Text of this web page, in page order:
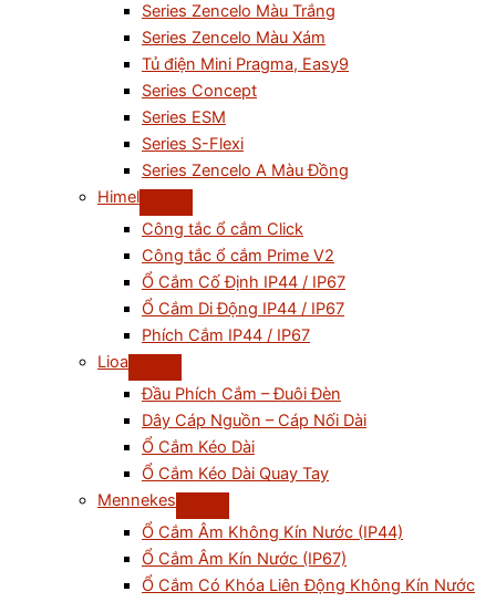
Series Zencelo Màu Trắng
Series Zencelo Màu Xám
Tủ điện Mini Pragma, Easy9
Series Concept
Series ESM
Series S-Flexi
Series Zencelo A Màu Đồng
Himel
Công tắc ổ cắm Click
Công tắc ổ cắm Prime V2
Ổ Cắm Cố Định IP44 / IP67
Ổ Cắm Di Động IP44 / IP67
Phích Cắm IP44 / IP67
Lioa
Đầu Phích Cắm – Đuôi Đèn
Dây Cáp Nguồn – Cáp Nối Dài
Ổ Cắm Kéo Dài
Ổ Cắm Kéo Dài Quay Tay
Mennekes
Ổ Cắm Âm Không Kín Nước (IP44)
Ổ Cắm Âm Kín Nước (IP67)
Ổ Cắm Có Khóa Liên Động Không Kín Nước